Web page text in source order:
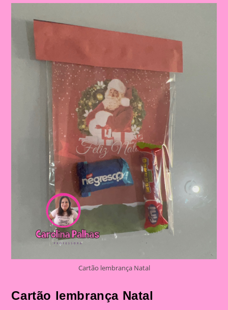
Cartão lembrança Natal
Cartão lembrança Natal